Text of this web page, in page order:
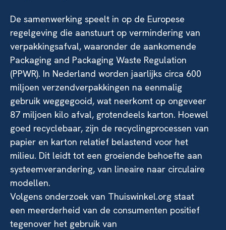
De samenwerking speelt in op de Europese
regelgeving die aanstuurt op vermindering van
verpakkingsafval, waaronder de aankomende
Packaging and Packaging Waste Regulation
(PPWR). In Nederland worden jaarlijks circa 600
miljoen verzendverpakkingen na eenmalig
gebruik weggegooid, wat neerkomt op ongeveer
87 miljoen kilo afval, grotendeels karton. Hoewel
goed recyclebaar, zijn de recyclingprocessen van
papier en karton relatief belastend voor het
milieu. Dit leidt tot een groeiende behoefte aan
systeemverandering, van lineaire naar circulaire
modellen.
Volgens onderzoek van Thuiswinkel.org staat
een meerderheid van de consumenten positief
tegenover het gebruik van